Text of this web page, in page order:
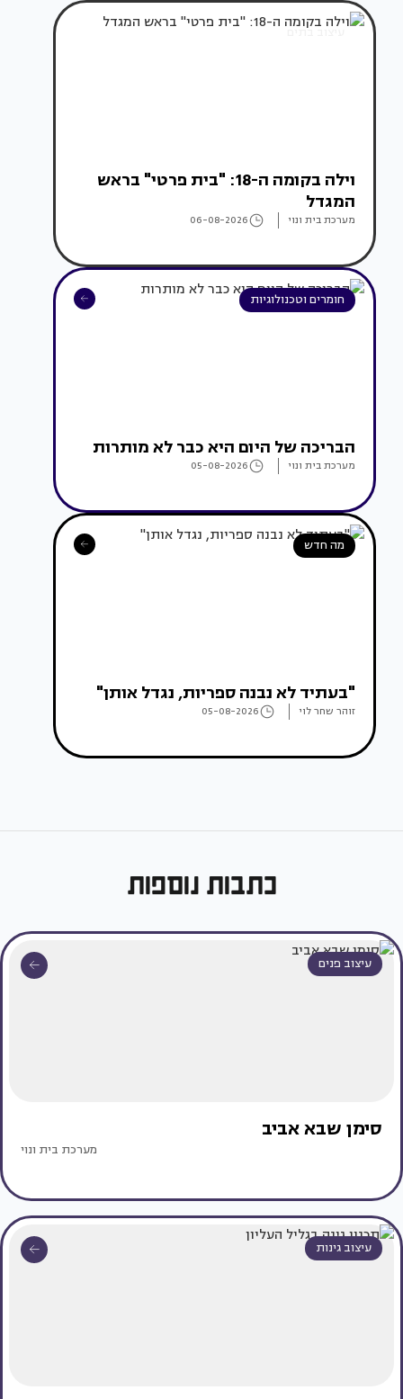
עיצוב בתים
וילה בקומה ה-18: "בית פרטי" בראש
המגדל
מערכת בית ונוי 06-08-2026
חומרים וטכנולוגיות
הבריכה של היום היא כבר לא מותרות
מערכת בית ונוי 05-08-2026
מה חדש
"בעתיד לא נבנה ספריות, נגדל אותן"
זוהר שחר לוי 05-08-2026
כתבות נוספות
עיצוב פנים
סימן שבא אביב
מערכת בית ונוי
עיצוב גינות